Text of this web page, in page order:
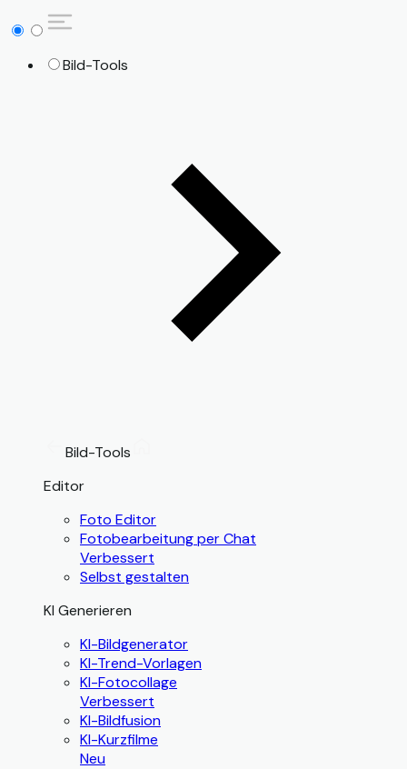
Bild-Tools
Bild-Tools
Editor
Foto Editor
Fotobearbeitung per Chat
Verbessert
Selbst gestalten
KI Generieren
KI-Bildgenerator
KI-Trend-Vorlagen
KI-Fotocollage
Verbessert
KI-Bildfusion
KI-Kurzfilme
Neu